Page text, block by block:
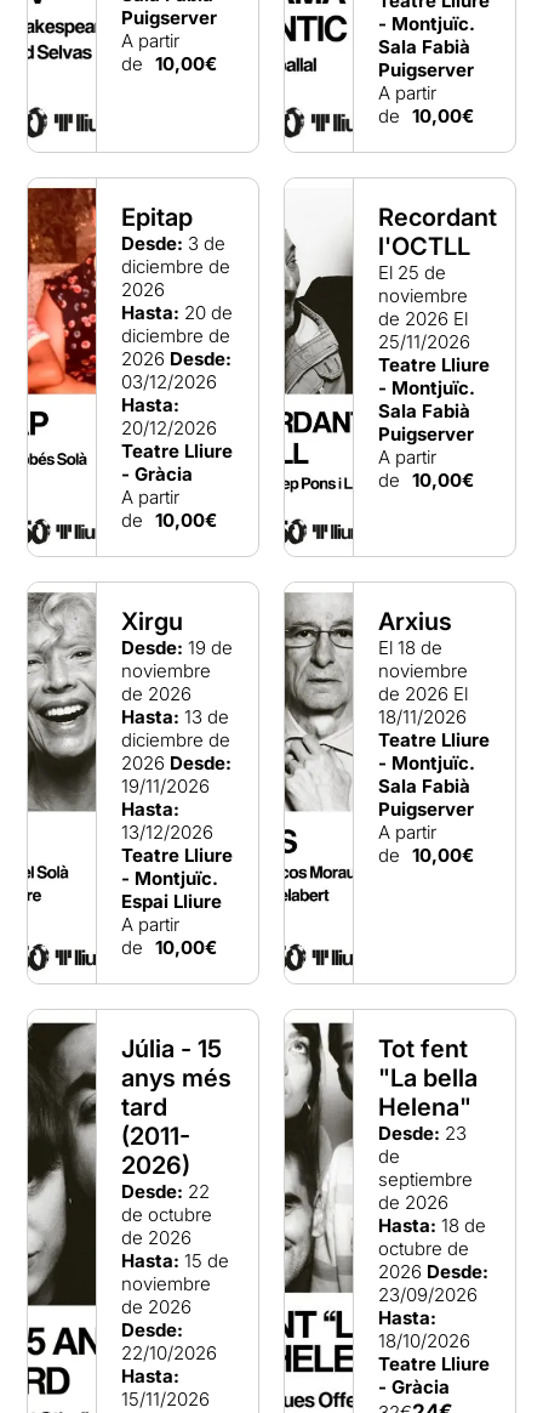
Puigserver
A partir
de 10,00€
- Montjuïc.
Sala Fabià
Puigserver
A partir
de 10,00€
Epitap
Desde: 3 de
diciembre de
2026
Hasta: 20 de
diciembre de
2026 Desde:
03/12/2026
Hasta:
20/12/2026
Teatre Lliure
- Gràcia
A partir
de 10,00€
Recordant
l'OCTLL
El 25 de
noviembre
de 2026 El
25/11/2026
Teatre Lliure
- Montjuïc.
Sala Fabià
Puigserver
A partir
de 10,00€
Xirgu
Desde: 19 de
noviembre
de 2026
Hasta: 13 de
diciembre de
2026 Desde:
19/11/2026
Hasta:
13/12/2026
Teatre Lliure
- Montjuïc.
Espai Lliure
A partir
de 10,00€
Arxius
El 18 de
noviembre
de 2026 El
18/11/2026
Teatre Lliure
- Montjuïc.
Sala Fabià
Puigserver
A partir
de 10,00€
Júlia - 15
anys més
tard
(2011-
2026)
Desde: 22
de octubre
de 2026
Hasta: 15 de
noviembre
de 2026
Desde:
22/10/2026
Hasta:
15/11/2026
Tot fent
"La bella
Helena"
Desde: 23
de
septiembre
de 2026
Hasta: 18 de
octubre de
2026 Desde:
23/09/2026
Hasta:
18/10/2026
Teatre Lliure
- Gràcia